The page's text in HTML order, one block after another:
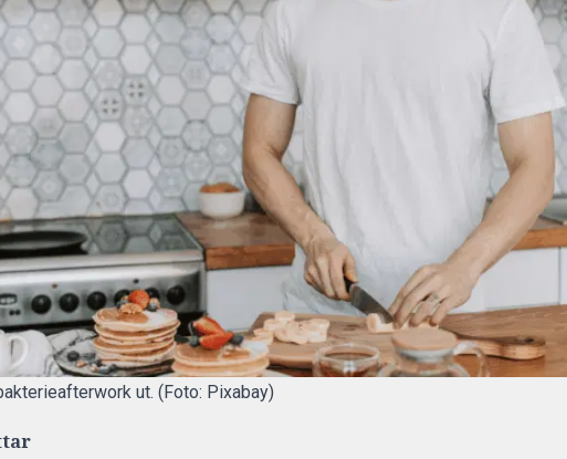
ut. (Foto: Pixabay)